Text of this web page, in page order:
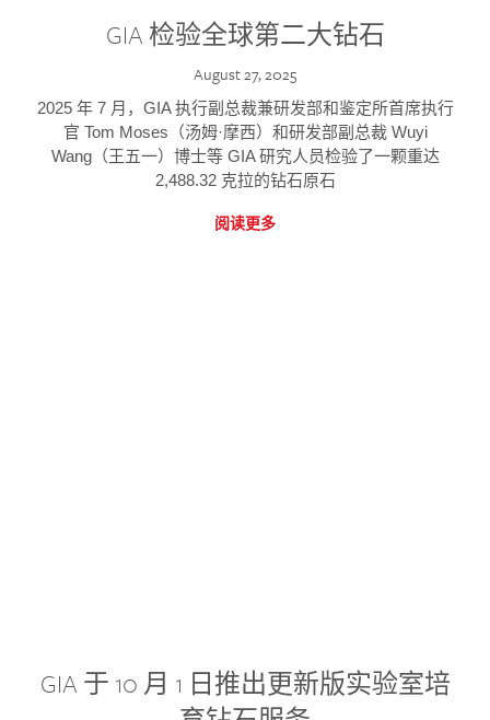
GIA 检验全球第二大钻石
August 27, 2025
2025 年 7 月，GIA 执行副总裁兼研发部和鉴定所首席执行
官 Tom Moses（汤姆·摩西）和研发部副总裁 Wuyi
Wang（王五一）博士等 GIA 研究人员检验了一颗重达
2,488.32 克拉的钻石原石
阅读更多
GIA 于 10 月 1 日推出更新版实验室培